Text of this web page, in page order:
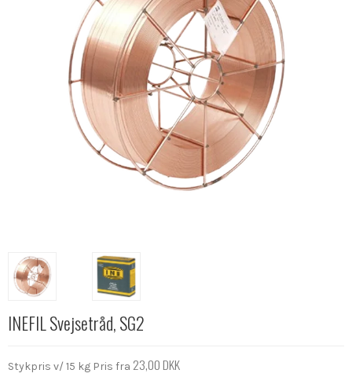
INEFIL Svejsetråd, SG2
Stykpris v/ 15 kg Pris fra 23,00 DKK